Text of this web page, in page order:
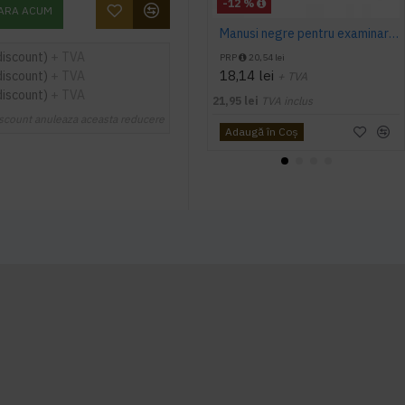
ACUM -12 %
Manusi negre pentru examinare si protectie Nitrylex, 100buc/set
PRP 20,54 lei
18,14 lei + TVA
21,95 lei TVA inclus
Adaugă în Coş